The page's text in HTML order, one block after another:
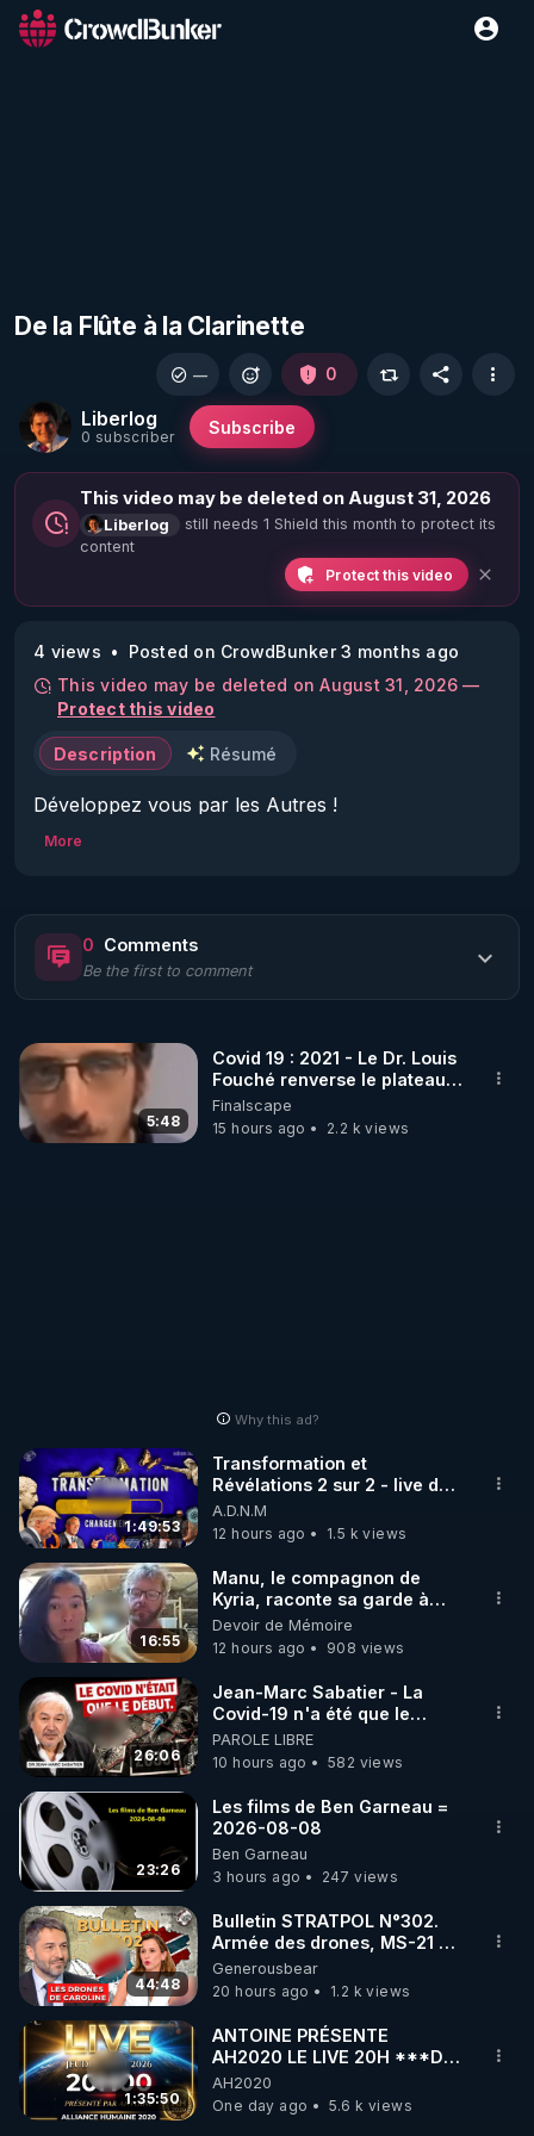
De la Flûte à la Clarinette
Liberlog
0 subscriber Subscribe
— 0
This video may be deleted on August 31, 2026
Liberlog
still needs 1 Shield this month to protect its
content
Protect this video
4 views
Posted on CrowdBunker 3 months ago
This video may be deleted on August 31, 2026 —
Protect this video
Description Résumé
Développez vous par les Autres !
More
0 Comments
Be the first to comment
5:48
Covid 19 : 2021 - Le Dr. Louis
Fouché renverse le plateau
de CNews !
Finalscape
15 hours ago
2.2 k views
Why this ad?
1:49:53
Transformation et
Révélations 2 sur 2 - live du
07/08/26
A.D.N.M
12 hours ago
1.5 k views
16:55
Manu, le compagnon de
Kyria, raconte sa garde à
vue musclée. PARTAGEZ!
Devoir de Mémoire
12 hours ago
908 views
26:06
Jean-Marc Sabatier - La
Covid-19 n'a été que le
début - L'ARNm & l'ARNm-aa
jusqu où auront-t-il ?
PAROLE LIBRE
10 hours ago
582 views
23:26
Les films de Ben Garneau =
2026-08-08
Ben Garneau
3 hours ago
247 views
44:48
Bulletin STRATPOL N°302.
Armée des drones, MS-21 en
série, missiles coréens.
07.08.2026.
Generousbear
20 hours ago
1.2 k views
1:35:50
ANTOINE PRÉSENTE
AH2020 LE LIVE 20H ***DU
06/08/2026***
AH2020
One day ago
5.6 k views